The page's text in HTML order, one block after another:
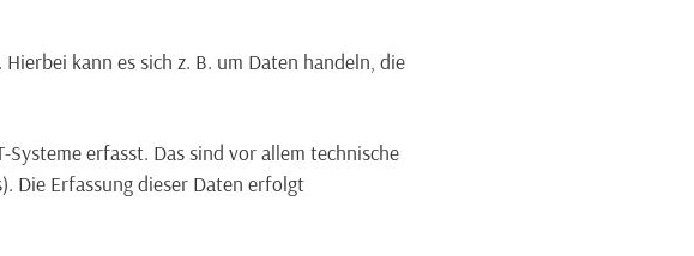
kann es sich z. B. um Daten handeln, die
erfasst. Das sind vor allem technische
Die Erfassung dieser Daten erfolgt